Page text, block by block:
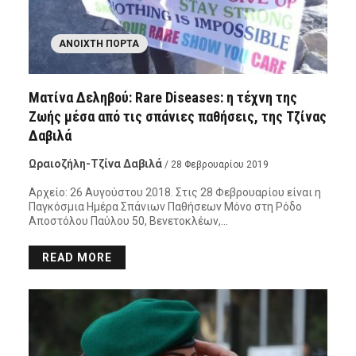
ΑΝΟΙΧΤΉ ΠΌΡΤΑ
Ματίνα Δεληβού: Rare Diseases: η τέχνη της
Ζωής μέσα από τις σπάνιες παθήσεις, της Τζίνας
Δαβιλά
Ωραιοζήλη-Τζίνα Δαβιλά / 28 Φεβρουαρίου 2019
Αρχείο: 26 Αυγούστου 2018. Στις 28 Φεβρουαρίου είναι η
Παγκόσμια Ημέρα Σπάνιων Παθήσεων Μόνο στη Ρόδο
Αποστόλου Παύλου 50, Βενετοκλέων,…
READ MORE